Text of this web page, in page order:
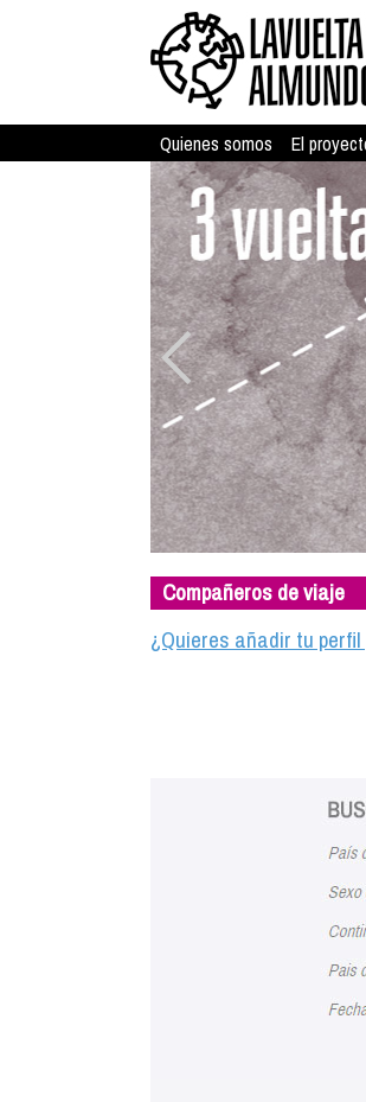
Quienes somos El
Compañeros de viaje
¿Quieres añadir tu